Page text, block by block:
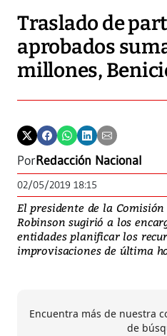
Traslado de
aprobados
millones,
PorRedacción Nacional
02/05/2019 18:15
El presidente de la Comisión
Robinson sugirió a los
entidades planificar los
improvisaciones de última
Encuentra más de nuestra
de